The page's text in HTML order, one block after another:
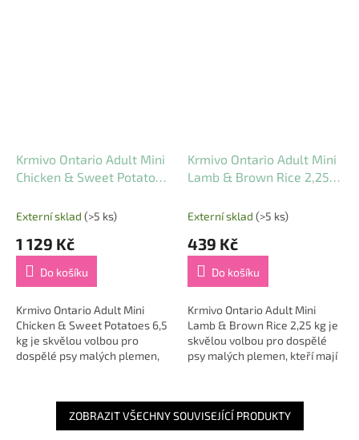
Krmivo Ontario Adult Mini
Chicken & Sweet Potatoes
Externí sklad (>5 ks)
1 129 Kč
Do košíku
Krmivo Ontario Adult Mini
Chicken & Sweet Potatoes 6,5
kg je skvělou volbou pro
dospělé psy malých plemen,
stravitelnou stravu...
Krmivo Ontario Adult Mini
Lamb & Brown Rice 2,25
Externí sklad (>5 ks)
439 Kč
Do košíku
Krmivo Ontario Adult Mini
Lamb & Brown Rice 2,25 kg je
skvělou volbou pro dospělé
psy malých plemen, kteří mají
ZOBRAZIT VŠECHNY SOUVISEJÍCÍ PRODUKTY